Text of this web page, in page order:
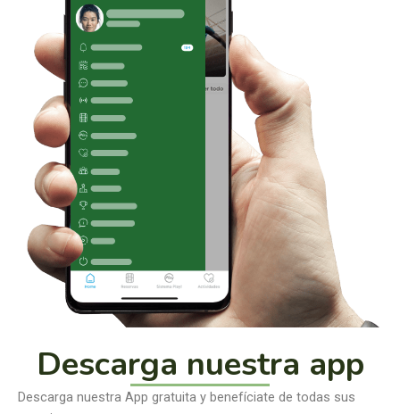
Descarga nuestra app
Descarga nuestra App gratuita y benefíciate de todas sus